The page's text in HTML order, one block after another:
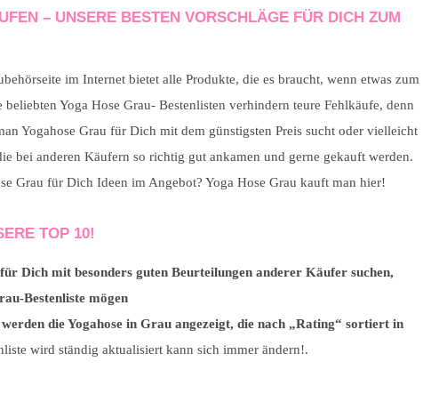
– UNSERE BESTEN VORSCHLÄGE FÜR DICH ZUM
im Internet bietet alle Produkte, die es braucht, wenn etwas zum
Yoga Hose Grau- Bestenlisten verhindern teure Fehlkäufe, denn
Yogahose Grau für Dich mit dem günstigsten Preis sucht oder vielleicht
bei anderen Käufern so richtig gut ankamen und gerne gekauft werden.
Grau für Dich Ideen im Angebot? Yoga Hose Grau kauft man hier!
TOP 10!
Dich mit besonders guten Beurteilungen anderer Käufer suchen,
Bestenliste mögen
die Yogahose in Grau angezeigt, die nach „Rating“ sortiert in
wird ständig aktualisiert kann sich immer ändern!.